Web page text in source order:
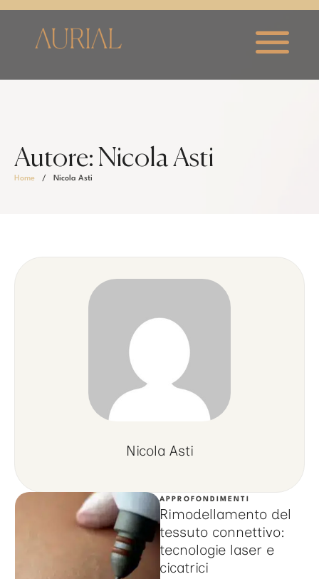
Autore: Nicola Asti
Home / Nicola Asti
Nicola Asti
APPROFONDIMENTI
Rimodellamento del
tessuto connettivo:
tecnologie laser e
cicatrici